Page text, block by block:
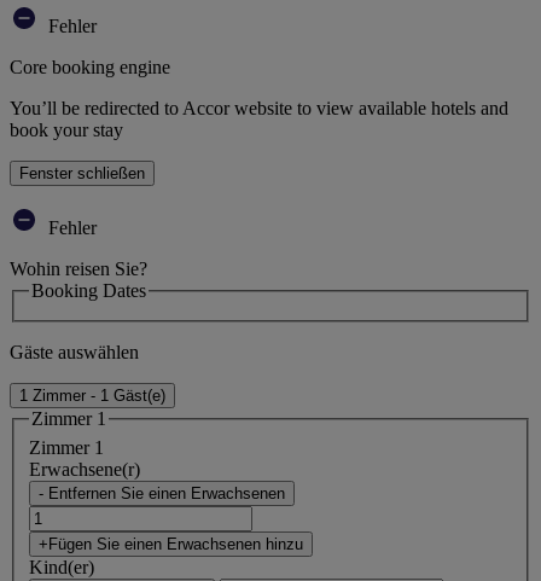
Fehler
Core booking engine
You’ll be redirected to Accor website to view available hotels and
book your stay
Fenster schließen
Fehler
Wohin reisen Sie?
Booking Dates
Gäste auswählen
1 Zimmer - 1 Gäst(e)
Zimmer 1
Zimmer 1
Erwachsene(r)
- Entfernen Sie einen Erwachsenen
+Fügen Sie einen Erwachsenen hinzu
Kind(er)